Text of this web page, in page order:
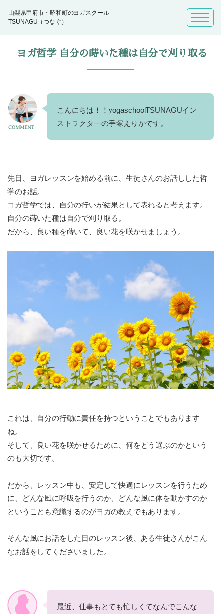
山梨県甲府市・昭和町のヨガスクール
TSUNAGU（つなぐ）
ヨガ哲学 自分の蒔いた種は自分で刈り取る
こんにちは！！yogaschoolTSUNAGUイン
ストラクターの手塚えりかです。
先日、ヨガレッスンを始める前に、生徒さんのお話しした哲
学のお話。
ヨガ哲学では、自分の行いが結果として表れると考えます。
自分の蒔いた種は自分で刈り取る。
だから、良い種を蒔いて、良い花を咲かせましょう。
これは、自分の行動に責任を持つということでもあります
ね。
そして、良い花を咲かせるために、何をどう選ぶのかという
のも大切です。
だから、レッスン中も、安定して快適にレッスンを行うため
に、どんな風に呼吸を行うのか、どんな風に体を動かすのか
ということも意識するのがヨガの教えでもあります。
そんな風にお話をした日のレッスン後、ある生徒さんがこん
なお話をしてくださいました。
最近、仕事もとても忙しくてなんでこんな